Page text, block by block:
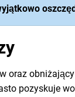
oraz
pozyskuje